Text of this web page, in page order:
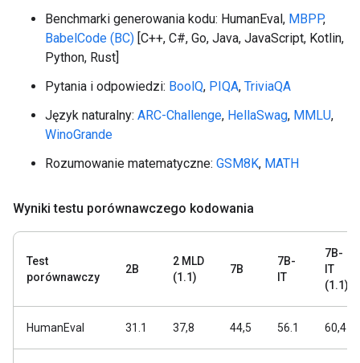
Benchmarki generowania kodu: HumanEval, MBPP,
BabelCode (BC) [C++, C#, Go, Java, JavaScript, Kotlin,
Python, Rust]
Pytania i odpowiedzi: BoolQ, PIQA, TriviaQA
Język naturalny: ARC-Challenge, HellaSwag, MMLU,
WinoGrande
Rozumowanie matematyczne: GSM8K, MATH
Wyniki testu porównawczego kodowania
Test
porównawczy
2B
2 MLD
(1.1)
7B
7B-
IT
7B-
IT
(1.1)
HumanEval 31.1 37,8 44,5 56.1 60,4